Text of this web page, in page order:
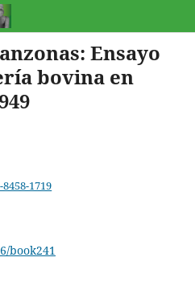
Ensayo
bovina en
1719
book241